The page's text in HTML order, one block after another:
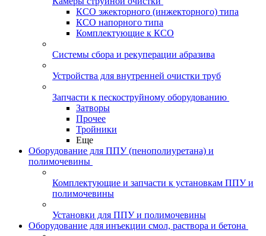
КСО эжекторного (инжекторного) типа
КСО напорного типа
Комплектующие к КСО
Системы сбора и рекуперации абразива
Устройства для внутренней очистки труб
Запчасти к пескоструйному оборудованию
Затворы
Прочее
Тройники
Еще
Оборудование для ППУ (пенополиуретана) и
полимочевины
Комплектующие и запчасти к установкам ППУ и
полимочевины
Установки для ППУ и полимочевины
Оборудование для инъекции смол, раствора и бетона